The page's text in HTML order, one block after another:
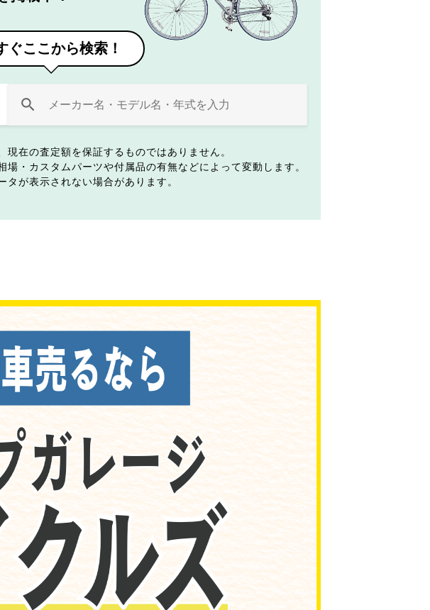
ぐここから検索！
在の査定額を保証するものではありません。
・カスタムパーツや付属品の有無などによって変動します。
が表示されない場合があります。